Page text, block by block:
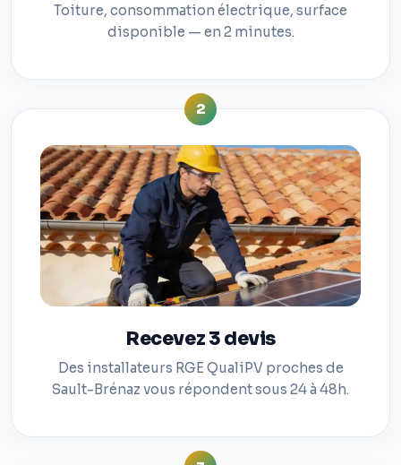
Toiture, consommation électrique, surface
disponible — en 2 minutes.
2
Recevez 3 devis
Des installateurs RGE QualiPV proches de
Sault-Brénaz vous répondent sous 24 à 48h.